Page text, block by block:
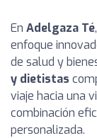
En Adelgaza Té
enfoque
de salud y
y dietistas
viaje hacia una
combinación
personalizada.